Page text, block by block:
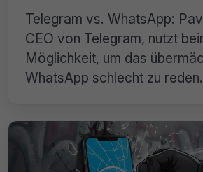
Telegram vs. WhatsApp:
CEO von Telegram, nutzt
Möglichkeit, um das
WhatsApp schlecht zu reden.